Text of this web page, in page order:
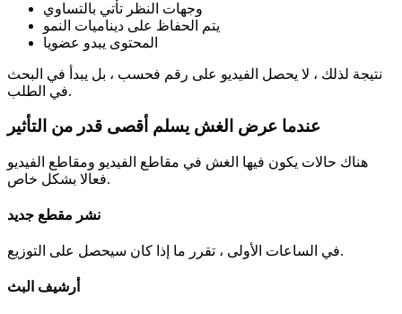
وجهات النظر تأتي بالتساوي
يتم الحفاظ على ديناميات النمو
المحتوى يبدو عضويا
نتيجة لذلك ، لا يحصل الفيديو على رقم فحسب ، بل يبدأ في البحث
في الطلب.
عندما عرض الغش يسلم أقصى قدر من التأثير
هناك حالات يكون فيها الغش في مقاطع الفيديو ومقاطع الفيديو
فعالا بشكل خاص.
نشر مقطع جديد
في الساعات الأولى ، تقرر ما إذا كان سيحصل على التوزيع.
أرشيف البث